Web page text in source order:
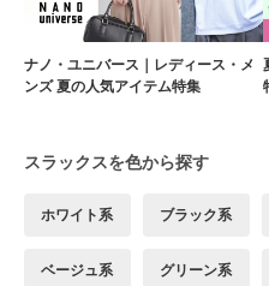
ナノ・ユニバース｜レディース・メ
ンズ 夏の人気アイテム特集
スラックスを色から探す
ホワイト系 ブラック系
ベージュ系 グリーン系